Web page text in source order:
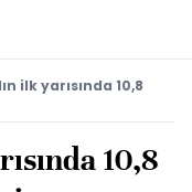
ilk yarısında 10,8
10,8